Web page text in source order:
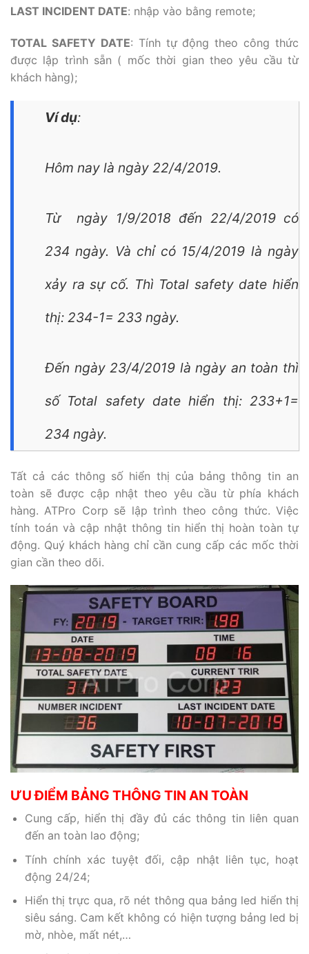
LAST INCIDENT DATE: nhập vào bằng remote;
TOTAL SAFETY DATE: Tính tự động theo công thức
được lập trình sẵn ( mốc thời gian theo yêu cầu từ
khách hàng);
Ví dụ:
Hôm nay là ngày 22/4/2019.
Từ ngày 1/9/2018 đến 22/4/2019 có
234 ngày. Và chỉ có 15/4/2019 là ngày
xảy ra sự cố. Thì Total safety date hiển
thị: 234-1= 233 ngày.
Đến ngày 23/4/2019 là ngày an toàn thì
số Total safety date hiển thị: 233+1=
234 ngày.
Tất cả các thông số hiển thị của bảng thông tin an
toàn sẽ được cập nhật theo yêu cầu từ phía khách
hàng. ATPro Corp sẽ lập trình theo công thức. Việc
tính toán và cập nhật thông tin hiển thị hoàn toàn tự
động. Quý khách hàng chỉ cần cung cấp các mốc thời
gian cần theo dõi.
ƯU ĐIỂM BẢNG THÔNG TIN AN TOÀN
Cung cấp, hiển thị đầy đủ các thông tin liên quan
đến an toàn lao động;
Tính chính xác tuyệt đối, cập nhật liên tục, hoạt
động 24/24;
Hiển thị trực qua, rõ nét thông qua bảng led hiển thị
siêu sáng. Cam kết không có hiện tượng bảng led bị
mờ, nhòe, mất nét,…